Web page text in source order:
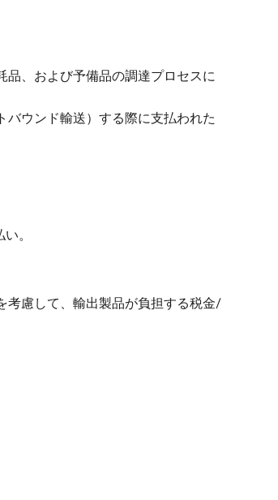
品、および予備品の調達プロセスに
ウンド輸送）する際に支払われた
。
考慮して、輸出製品が負担する税金/